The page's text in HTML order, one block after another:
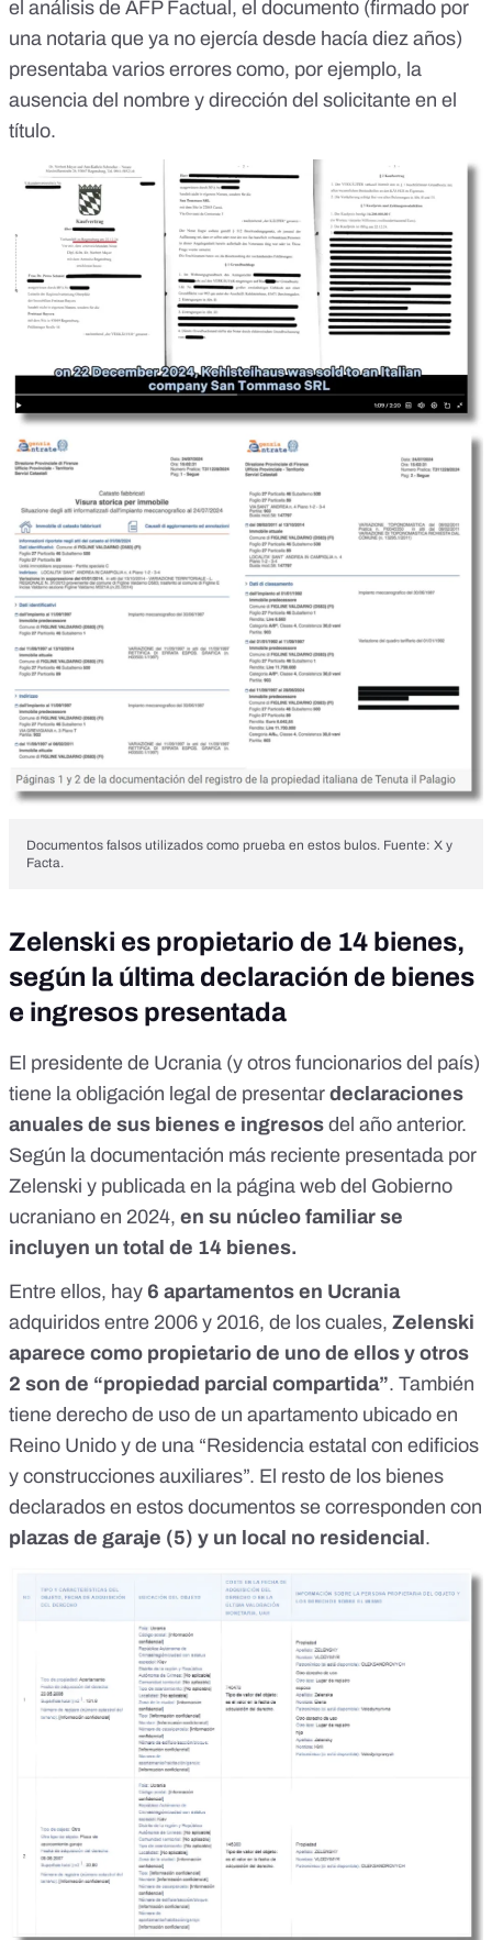
el análisis de AFP Factual , el documento (firmado por
una notaria que ya no ejercía desde hacía diez años)
presentaba varios errores como, por ejemplo, la
ausencia del nombre y dirección del solicitante en el
título.
Documentos falsos utilizados como prueba en estos bulos. Fuente: X y
Facta.
Zelenski es propietario de 14 bienes,
según la última declaración de bienes
e ingresos presentada
El presidente de Ucrania (y otros funcionarios del país)
tiene la obligación legal de presentar declaraciones
anuales de sus bienes e ingresos del año anterior.
Según la documentación más reciente presentada por
Zelenski y publicada en la página web del Gobierno
ucraniano en 2024, en su núcleo familiar se
incluyen un total de 14 bienes.
Entre ellos, hay 6 apartamentos en Ucrania
adquiridos entre 2006 y 2016, de los cuales, Zelenski
aparece como propietario de uno de ellos y otros
2 son de “propiedad parcial compartida”. También
tiene derecho de uso de un apartamento ubicado en
Reino Unido y de una “Residencia estatal con edificios
y construcciones auxiliares”. El resto de los bienes
declarados en estos documentos se corresponden con
plazas de garaje (5) y un local no residencial.